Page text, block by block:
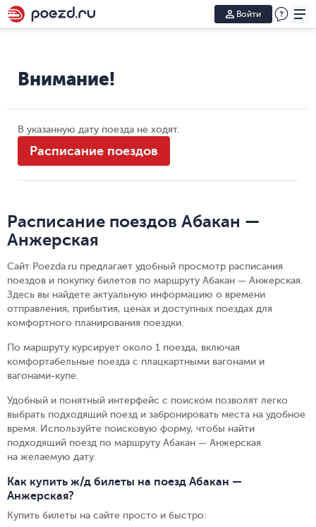
Войти
Внимание!
В указанную дату поезда не ходят.
Расписание поездов
Расписание поездов Абакан —
Анжерская
Сайт Poezda.ru предлагает удобный просмотр расписания
поездов и покупку билетов по маршруту Абакан — Анжерская.
Здесь вы найдете актуальную информацию о времени
отправления, прибытия, ценах и доступных поездах для
комфортного планирования поездки.
По маршруту курсирует около 1 поезда, включая
комфортабельные поезда с плацкартными вагонами и
вагонами-купе.
Удобный и понятный интерфейс с поиском позволят легко
выбрать подходящий поезд и забронировать места на удобное
время. Используйте поисковую форму, чтобы найти
подходящий поезд по маршруту Абакан — Анжерская
на желаемую дату.
Как купить ж/д билеты на поезд Абакан —
Анжерская?
Купить билеты на сайте просто и быстро: